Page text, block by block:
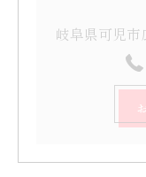
岐阜県可児